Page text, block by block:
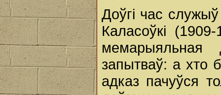
Доўгі час
Каласоўкі
запытваў: а хто
адказ пачуўся